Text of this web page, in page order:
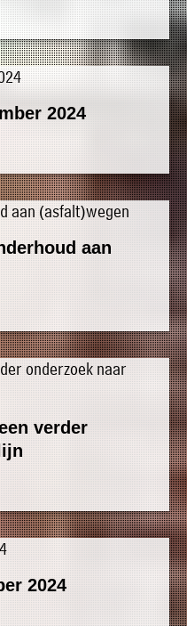
2024
aan
verder
2024